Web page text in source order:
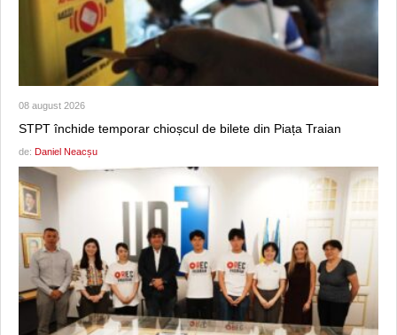
08 august 2026
STPT închide temporar chioșcul de bilete din Piața Traian
de: Daniel Neacșu